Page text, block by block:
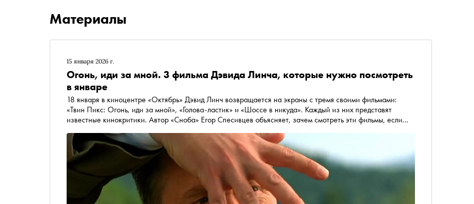
Материалы
15 января 2026 г.
Огонь, иди за мной. 3 фильма Дэвида Линча, которые нужно посмотреть
в январе
18 января в киноцентре «Октябрь» Дэвид Линч возвращается на экраны с тремя своими фильмами:
«Твин Пикс: Огонь, иди за мной», «Голова-ластик» и «Шоссе в никуда». Каждый из них представят
известные кинокритики. Автор «Сноба» Егор Спесивцев объясняет, зачем смотреть эти фильмы, если